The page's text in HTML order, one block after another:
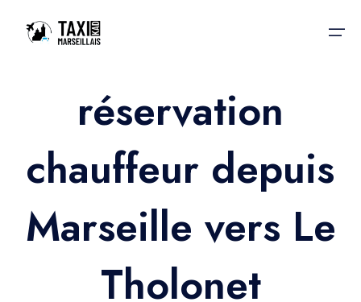
Accueil
Nos services
Nos services
Trajet Gare SNCF
Trajet Port croisière
Trajet Séminaire
Réservation
Actualités & évènements
réservation
chauffeur depuis
Marseille vers Le
Tholonet